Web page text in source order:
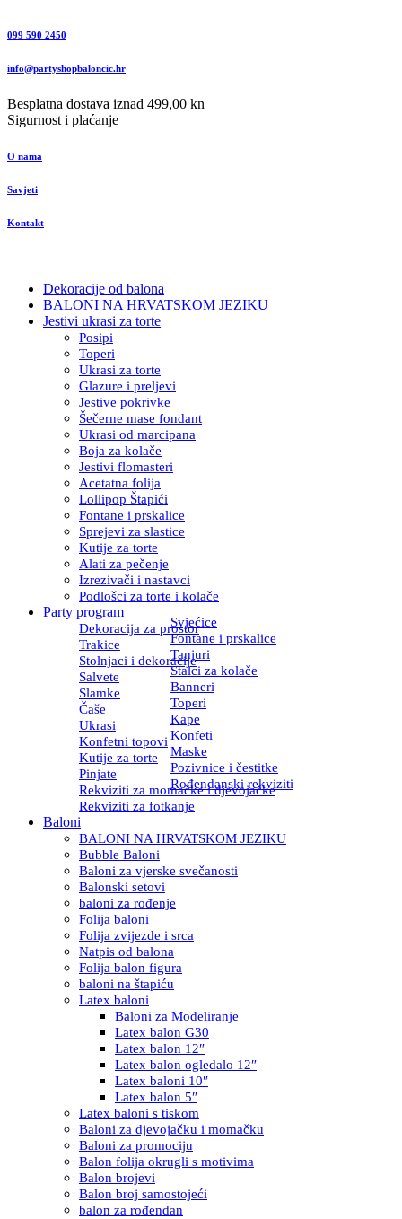
099 590 2450
info@partyshopbaloncic.hr
Besplatna dostava iznad 499,00 kn
Sigurnost i plaćanje
O nama
Savjeti
Kontakt
Dekoracije od balona
BALONI NA HRVATSKOM JEZIKU
Jestivi ukrasi za torte
Posipi
Toperi
Ukrasi za torte
Glazure i preljevi
Jestive pokrivke
Šečerne mase fondant
Ukrasi od marcipana
Boja za kolače
Jestivi flomasteri
Acetatna folija
Lollipop Štapići
Fontane i prskalice
Sprejevi za slastice
Kutije za torte
Alati za pečenje
Izrezivači i nastavci
Podlošci za torte i kolače
Party program
Dekoracija za prostor
Svjećice
Trakice
Fontane i prskalice
Stolnjaci i dekoracije
Tanjuri
Salvete
Stalci za kolače
Slamke
Banneri
Čaše
Toperi
Ukrasi
Kape
Konfetni topovi Konfeti
Kutije za torte
Maske
Pinjate
Pozivnice i čestitke
Rekviziti za momačke i djevojačke
Rođendanski rekviziti
Rekviziti za fotkanje
Baloni
BALONI NA HRVATSKOM JEZIKU
Bubble Baloni
Baloni za vjerske svečanosti
Balonski setovi
baloni za rođenje
Folija baloni
Folija zvijezde i srca
Natpis od balona
Folija balon figura
baloni na štapiću
Latex baloni
Baloni za Modeliranje
Latex balon G30
Latex balon 12″
Latex balon ogledalo 12″
Latex baloni 10″
Latex balon 5″
Latex baloni s tiskom
Baloni za djevojačku i momačku
Baloni za promociju
Balon folija okrugli s motivima
Balon brojevi
Balon broj samostojeći
balon za rođendan